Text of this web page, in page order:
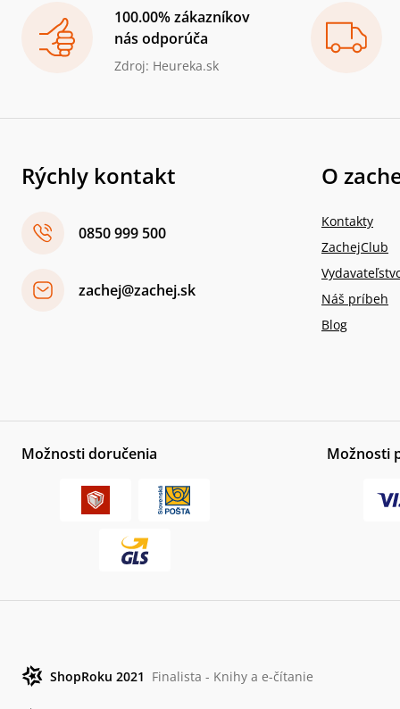
100.00% zákazníkov
nás odporúča
Zdroj: Heureka.sk
Rýchly kontakt
0850 999 500
zachej@zachej.sk
O
Kontakty
ZachejClub
Náš príbeh
Blog
Možnosti doručenia Možnosti
ShopRoku 2021 Finalista - Knihy a e-čítanie